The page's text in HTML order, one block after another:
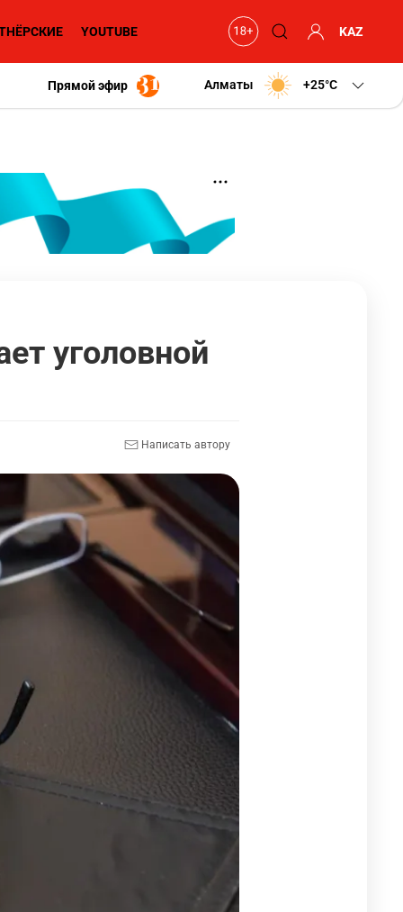
YOUTUBE KAZ
Прямой эфир Алматы +25 C
уголовной
Написать автору